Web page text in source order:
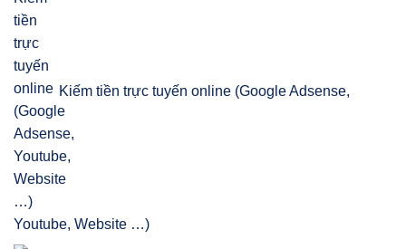
Kiếm tiền trực tuyến online (Google Adsense,
Youtube, Website …)